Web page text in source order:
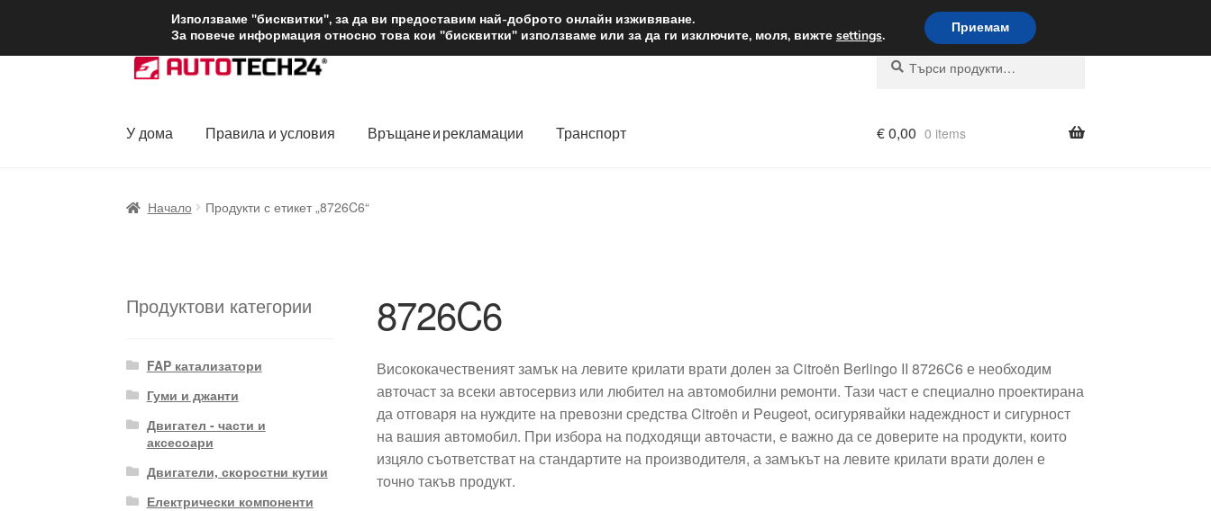
ДОСТАВКА от 12 лв. Доставка по целия свят
Skip
to
Skip
to
Търсене
Търсене
У дома Правила и условия Връщане и рекламации Транспорт €0,00 0 items
Начало Продукти с етикет „8726C6“
8726C6
Висококачественият замък на левите крилати врати долен за Citroën Berlingo II 8726C6 е необходим
авточаст за всеки автосервиз или любител на автомобилни ремонти. Тази част е специално проектирана
да отговаря на нуждите на превозни средства Citroën и Peugeot, осигурявайки надеждност и сигурност
на вашия автомобил. При избора на подходящи авточасти, е важно да се доверите на продукти, които
изцяло съответстват на стандартите на производителя, а замъкът на левите крилати врати долен е
точно такъв продукт.
Продуктови категории
FAP катализатори
Гуми и джанти
Двигател - части и
аксесоари
Двигатели, скоростни кутии
Електрически компоненти
Използваме "бисквитки", за да ви предоставим най-доброто онлайн изживяване.
За повече информация относно това кои "бисквитки" използваме или за да ги изключите, моля, вижте settings. Приемам